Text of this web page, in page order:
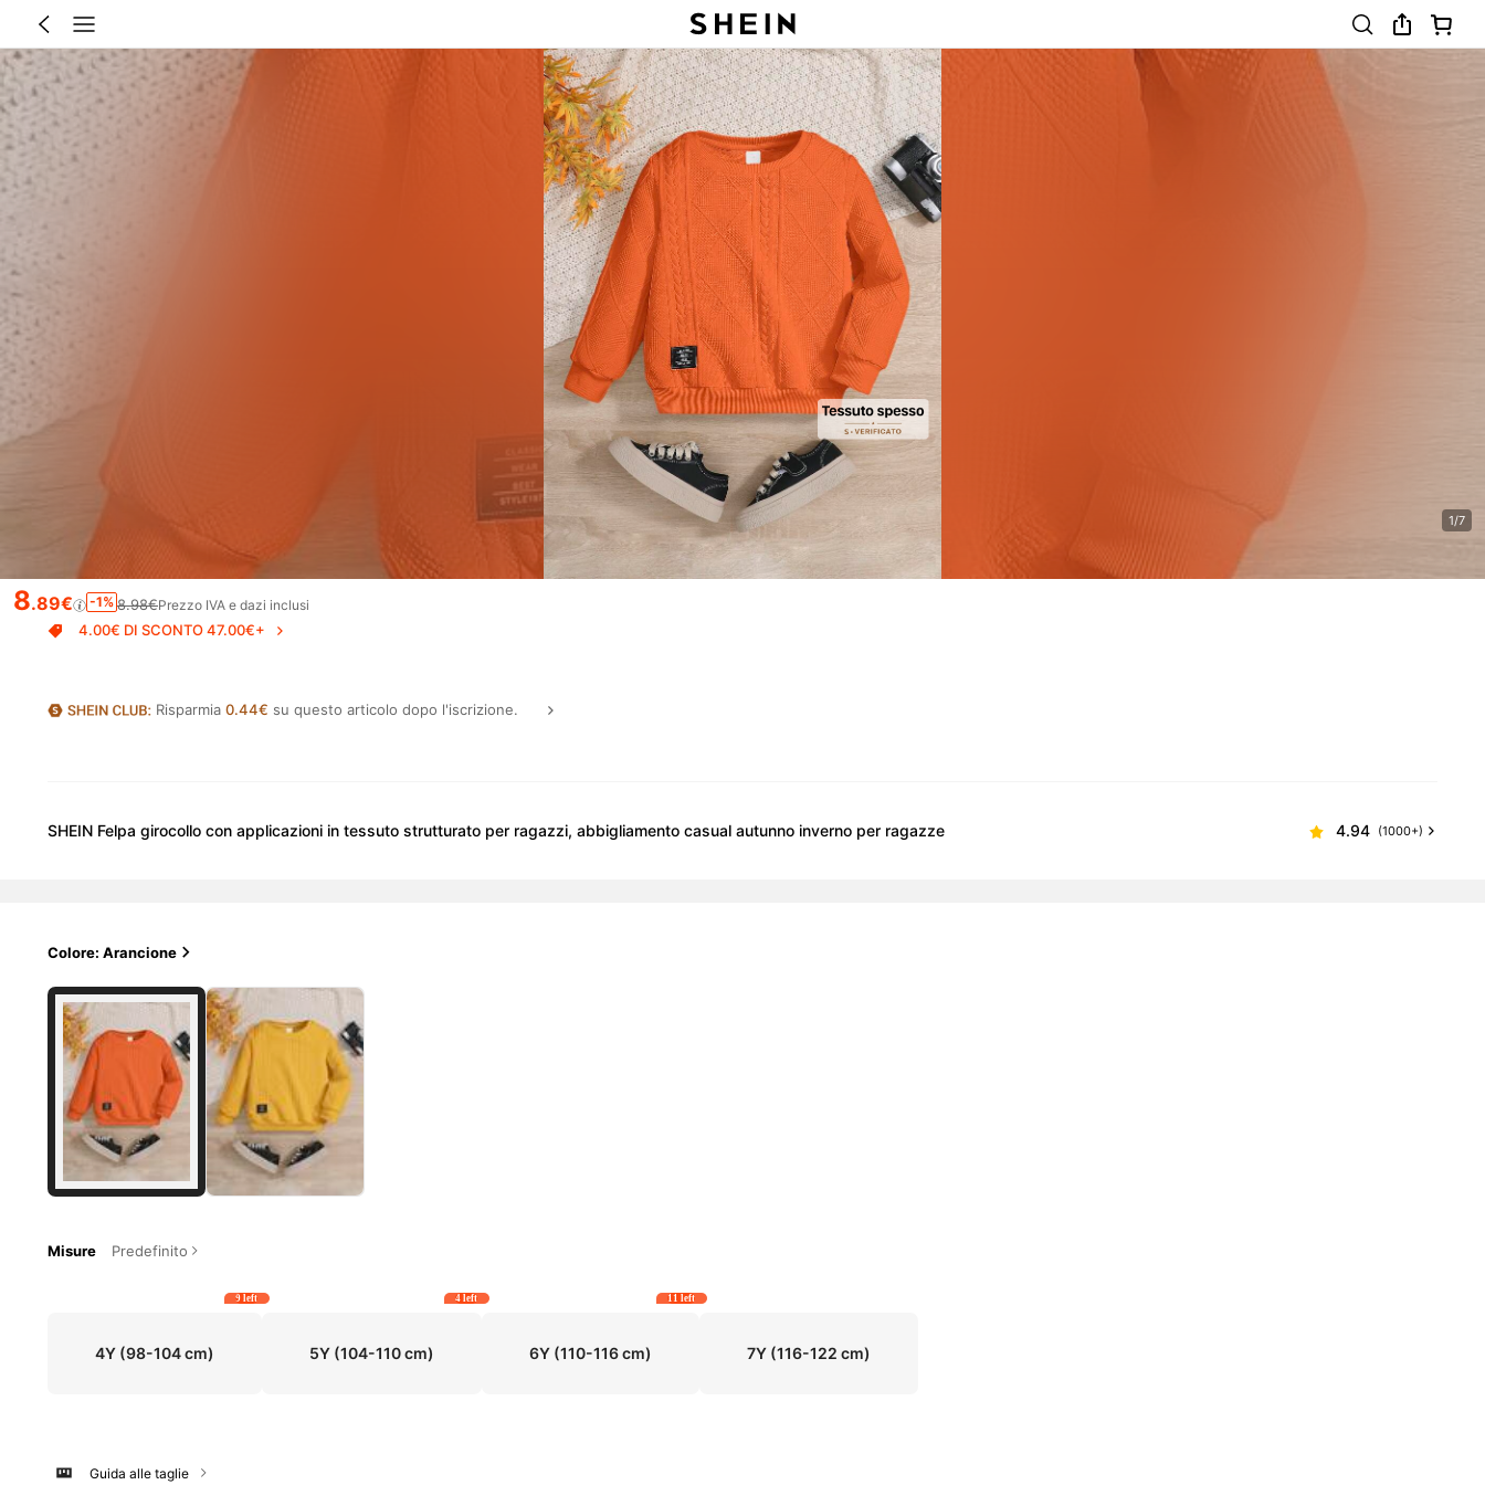
1/7
8.89€ -1% 8.98€Prezzo IVA e dazi inclusi
4.00€ DI SCONTO 47.00€+
Risparmia 0.44€ su questo articolo dopo l'iscrizione.
SHEIN Felpa girocollo con applicazioni in tessuto strutturato per ragazzi, abbigliamento casual autunno inverno per ragazze 4.94 (1000+)
Colore: Arancione
Misure Predefinito
4Y (98-104 cm)
9 left
5Y (104-110 cm)
4 left
6Y (110-116 cm)
11 left
7Y (116-122 cm)
Guida alle taglie